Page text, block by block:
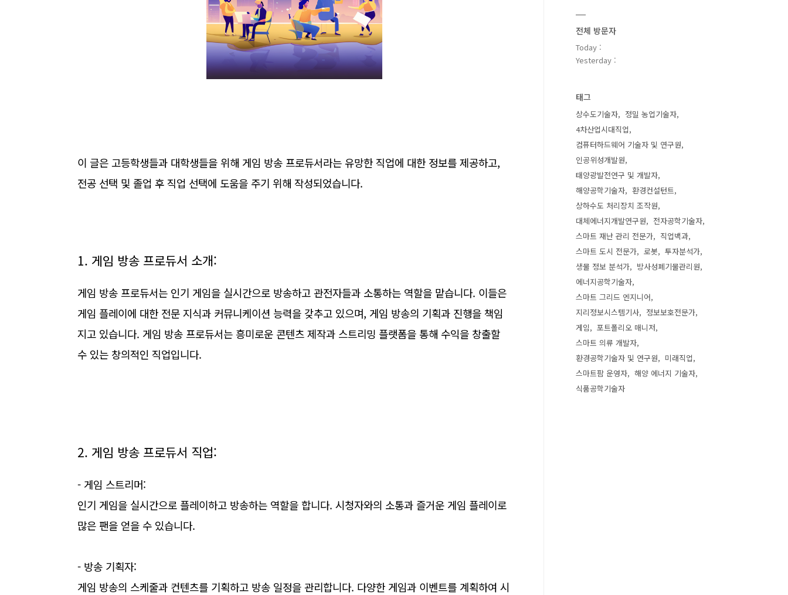
이 글은 고등학생들과 대학생들을 위해 게임 방송 프로듀서라는 유망한 직업에 대한 정보를 제공하고,
전공 선택 및 졸업 후 직업 선택에 도움을 주기 위해 작성되었습니다.
1. 게임 방송 프로듀서 소개:
게임 방송 프로듀서는 인기 게임을 실시간으로 방송하고 관전자들과 소통하는 역할을 맡습니다. 이들은
게임 플레이에 대한 전문 지식과 커뮤니케이션 능력을 갖추고 있으며, 게임 방송의 기획과 진행을 책임
지고 있습니다. 게임 방송 프로듀서는 흥미로운 콘텐츠 제작과 스트리밍 플랫폼을 통해 수익을 창출할
수 있는 창의적인 직업입니다.
2. 게임 방송 프로듀서 직업:
- 게임 스트리머:
인기 게임을 실시간으로 플레이하고 방송하는 역할을 합니다. 시청자와의 소통과 즐거운 게임 플레이로
많은 팬을 얻을 수 있습니다.
- 방송 기획자:
게임 방송의 스케줄과 컨텐츠를 기획하고 방송 일정을 관리합니다. 다양한 게임과 이벤트를 계획하여 시
전체 방문자
Today :
Yesterday :
태그
상수도기술자
정밀 농업기술자
4차산업시대직업
컴퓨터하드웨어 기술자 및 연구원
인공위성개발원
태양광발전연구 및 개발자
해양공학기술자
환경컨설턴트
상하수도 처리장치 조작원
대체에너지개발연구원
전자공학기술자
스마트 재난 관리 전문가
직업백과
스마트 도시 전문가
로봇
투자분석가
생물 정보 분석가
방사성폐기물관리원
에너지공학기술자
스마트 그리드 엔지니어
지리정보시스템기사
정보보호전문가
게임
포트폴리오 매니저
스마트 의류 개발자
환경공학기술자 및 연구원
미래직업
스마트팜 운영자
해양 에너지 기술자
식품공학기술자